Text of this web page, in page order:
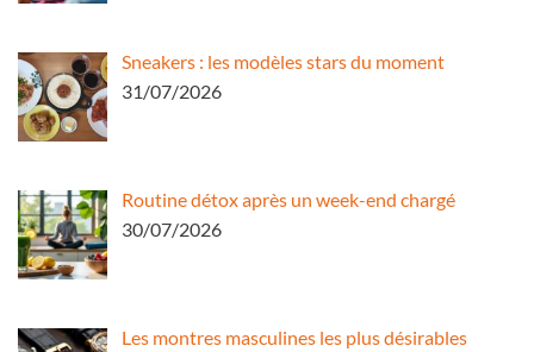
Sneakers : les modèles stars du moment
31/07/2026
Routine détox après un week-end chargé
30/07/2026
Les montres masculines les plus désirables